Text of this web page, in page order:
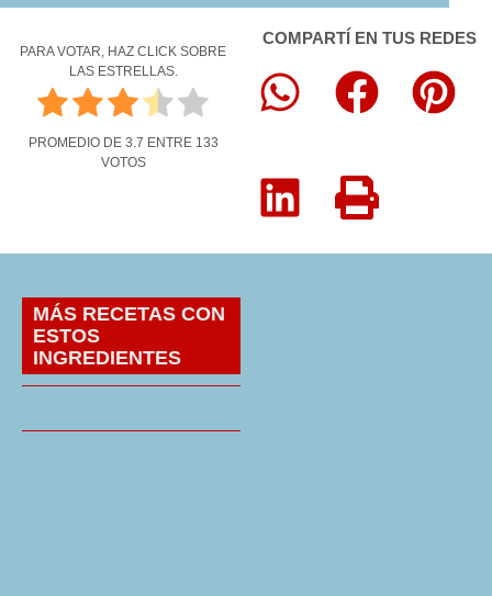
PARA VOTAR, HAZ CLICK SOBRE
LAS ESTRELLAS.
PROMEDIO DE 3.7 ENTRE 133
VOTOS
COMPARTÍ EN TUS REDES
MÁS RECETAS CON
ESTOS
INGREDIENTES